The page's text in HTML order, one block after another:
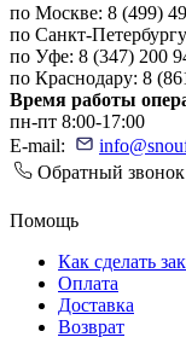
по Москве: 8 (499)
по Санкт-
по Уфе: 8 (347) 200
по Краснодару: 8
Время работы
пн-пт 8:00-17:00
E-mail:
Обратный звонок
Помощь
Как сделать
Оплата
Доставка
Возврат